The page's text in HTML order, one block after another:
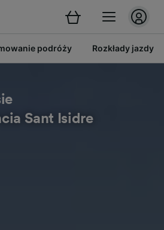
podróży Rozkłady jazdy
Sant Isidre